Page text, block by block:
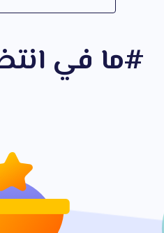
ما في انتظار الطلاب؟#